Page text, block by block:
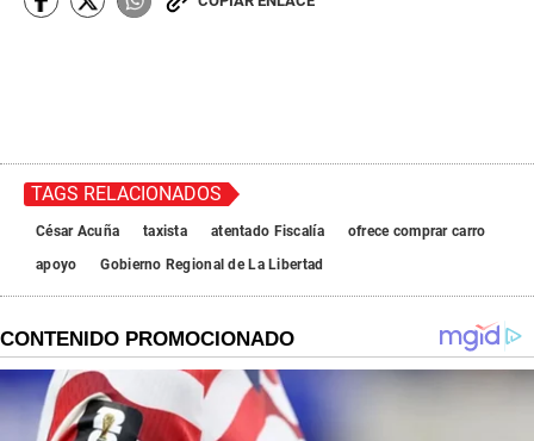
TAGS RELACIONADOS
César Acuña taxista atentado Fiscalía
ofrece comprar carro
apoyo
Gobierno Regional de La Libertad